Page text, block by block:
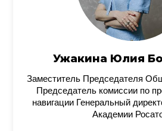
Ужакина Юлия
Заместитель Председателя
Председатель комиссии по
навигации Генеральный
Академии